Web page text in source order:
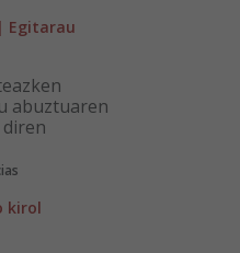
Egitarau
abuztuaren
kirol